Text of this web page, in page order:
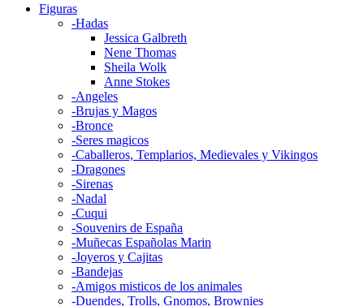
Figuras
-Hadas
Jessica Galbreth
Nene Thomas
Sheila Wolk
Anne Stokes
-Angeles
-Brujas y Magos
-Bronce
-Seres magicos
-Caballeros, Templarios, Medievales y Vikingos
-Dragones
-Sirenas
-Nadal
-Cuqui
-Souvenirs de España
-Muñecas Españolas Marin
-Joyeros y Cajitas
-Bandejas
-Amigos misticos de los animales
-Duendes, Trolls, Gnomos, Brownies